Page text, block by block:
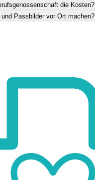
die Kosten?
Passbilder vor Ort machen?